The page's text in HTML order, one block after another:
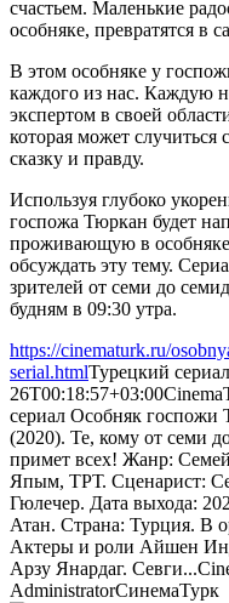
счастьем. Маленькие
особняке, превратятся в
В этом особняке у
каждого из нас. Каждую
экспертом в своей
которая может
сказку и правду.
Используя глубоко
госпожа Тюркан будет
проживающую в
обсуждать эту тему.
зрителей от семи до
будням в 09:30 утра.
https://cinematurk.ru/
serial.htmlТурецкий
26T00:18:57+03:00
сериал Особняк госпожи
(2020). Те, кому от семи
примет всех! Жанр:
Япым, ТРТ. Сценарист:
Гюлечер. Дата выхода:
Атан. Страна: Турция. В
Актеры и роли Айшен
Арзу Янардаг. Севги...
AdministratorСинемаТурк